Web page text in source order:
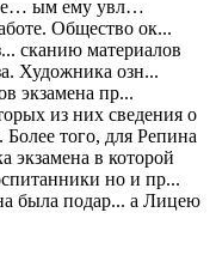
ым ему увл…
Общество ок...
сканию материалов
Художника озн...
экзамена пр...
из них сведения о
Более того, для Репина
экзамена в которой
но и пр...
была подар... а Лицею